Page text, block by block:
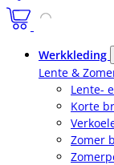
Werkkleding
Lente &
Lente-
Korte
Zomer